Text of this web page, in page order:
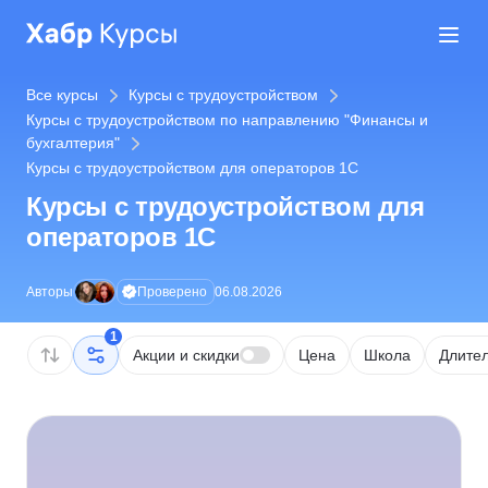
Все курсы
Курсы с трудоустройством
Курсы с трудоустройством по направлению "Финансы и
бухгалтерия"
Курсы с трудоустройством для операторов 1С
Курсы с трудоустройством для
операторов 1С
Авторы Проверено 06.08.2026
1
Акции и скидки Цена Школа